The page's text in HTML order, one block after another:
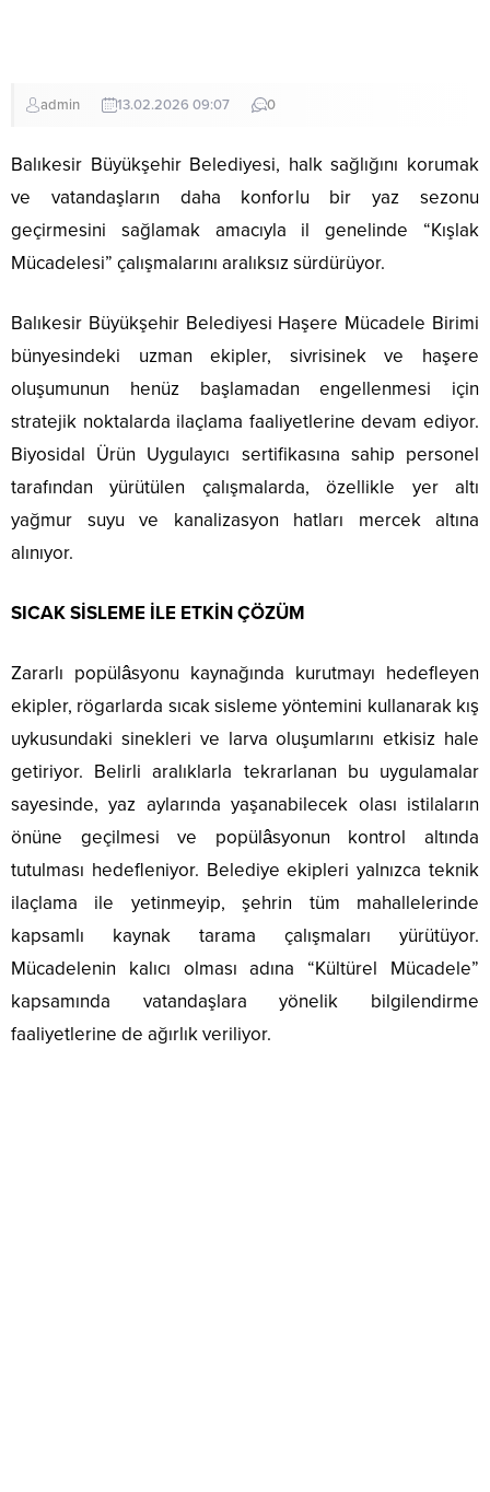
admin 13.02.2026 09:07 0
Balıkesir Büyükşehir Belediyesi, halk sağlığını korumak
ve vatandaşların daha konforlu bir yaz sezonu
geçirmesini sağlamak amacıyla il genelinde “Kışlak
Mücadelesi” çalışmalarını aralıksız sürdürüyor.
Balıkesir Büyükşehir Belediyesi Haşere Mücadele Birimi
bünyesindeki uzman ekipler, sivrisinek ve haşere
oluşumunun henüz başlamadan engellenmesi için
stratejik noktalarda ilaçlama faaliyetlerine devam ediyor.
Biyosidal Ürün Uygulayıcı sertifikasına sahip personel
tarafından yürütülen çalışmalarda, özellikle yer altı
yağmur suyu ve kanalizasyon hatları mercek altına
alınıyor.
SICAK SİSLEME İLE ETKİN ÇÖZÜM
Zararlı popülâsyonu kaynağında kurutmayı hedefleyen
ekipler, rögarlarda sıcak sisleme yöntemini kullanarak kış
uykusundaki sinekleri ve larva oluşumlarını etkisiz hale
getiriyor. Belirli aralıklarla tekrarlanan bu uygulamalar
sayesinde, yaz aylarında yaşanabilecek olası istilaların
önüne geçilmesi ve popülâsyonun kontrol altında
tutulması hedefleniyor. Belediye ekipleri yalnızca teknik
ilaçlama ile yetinmeyip, şehrin tüm mahallelerinde
kapsamlı kaynak tarama çalışmaları yürütüyor.
Mücadelenin kalıcı olması adına “Kültürel Mücadele”
kapsamında vatandaşlara yönelik bilgilendirme
faaliyetlerine de ağırlık veriliyor.